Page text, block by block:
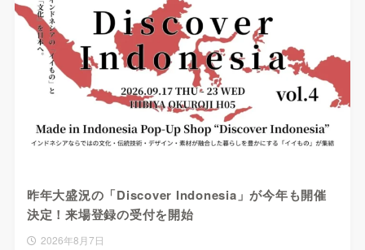
昨年大盛況の「Discover Indonesia」が今年も開催
決定！来場登録の受付を開始
2026年8月7日